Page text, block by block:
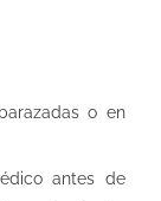
o en
antes de